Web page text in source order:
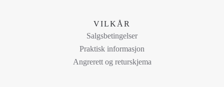
VILKÅR
Salgsbetingelser
Praktisk informasjon
Angrerett og returskjema